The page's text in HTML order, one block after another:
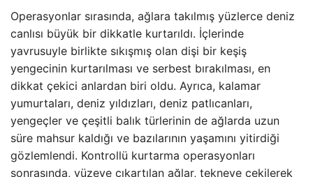
Operasyonlar sırasında, ağlara takılmış yüzlerce deniz
canlısı büyük bir dikkatle kurtarıldı. İçlerinde
yavrusuyle birlikte sıkışmış olan dişi bir keşiş
yengecinin kurtarılması ve serbest bırakılması, en
dikkat çekici anlardan biri oldu. Ayrıca, kalamar
yumurtaları, deniz yıldızları, deniz patlıcanları,
yengeçler ve çeşitli balık türlerinin de ağlarda uzun
süre mahsur kaldığı ve bazılarının yaşamını yitirdiği
gözlemlendi. Kontrollü kurtarma operasyonları
sonrasında, yüzeye çıkartılan ağlar, tekneye çekilerek